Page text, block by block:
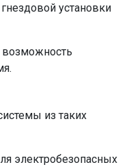
установки
возможность
из таких
электробезопасных